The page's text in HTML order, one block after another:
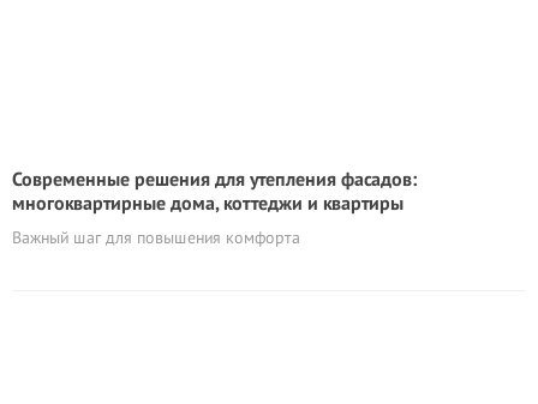
Современные решения для утепления фасадов:
многоквартирные дома, коттеджи и квартиры
Важный шаг для повышения комфорта